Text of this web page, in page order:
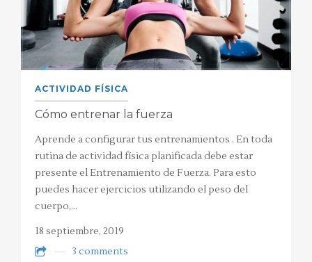
ACTIVIDAD FÍSICA
Cómo entrenar la fuerza
Aprende a configurar tus entrenamientos . En toda
rutina de actividad física planificada debe estar
presente el Entrenamiento de Fuerza. Para esto
puedes hacer ejercicios utilizando el peso del
cuerpo,…
18 septiembre, 2019
3 comments